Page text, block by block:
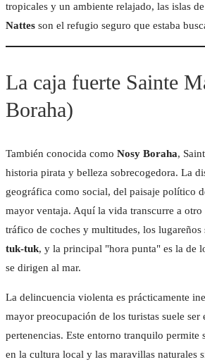
tropicales y un ambiente relajado, las islas de
Nattes son el refugio seguro que estaba
La caja fuerte Sainte
Boraha)
También conocida como Nosy Boraha,
historia pirata y belleza sobrecogedora. La
geográfica como social, del paisaje político
mayor ventaja. Aquí la vida transcurre a
tráfico de coches y multitudes, los lugareños
tuk-tuk, y la principal "hora punta" es la de
se dirigen al mar.
La delincuencia violenta es prácticamente
mayor preocupación de los turistas suele
pertenencias. Este entorno tranquilo permite
en la cultura local y las maravillas naturales